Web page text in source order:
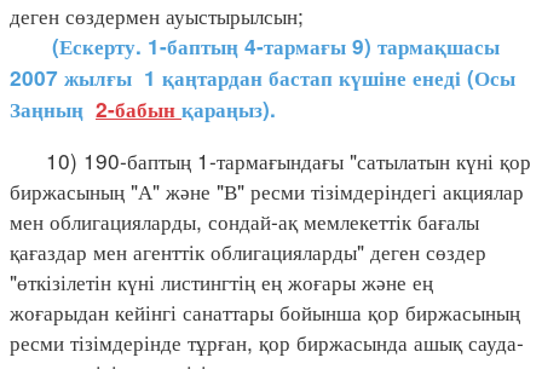
деген сөздермен ауыстырылсын;
(Ескерту. 1-баптың 4-тармағы 9) тармақшасы
2007 жылғы 1 қаңтардан бастап күшіне енеді (Осы
Заңның 2-бабын қараңыз).
10) 190-баптың 1-тармағындағы "сатылатын күні қор
биржасының "А" және "В" ресми тізімдеріндегі акциялар
мен облигацияларды, сондай-ақ мемлекеттік бағалы
қағаздар мен агенттік облигацияларды" деген сөздер
"өткізілетін күні листингтің ең жоғары және ең
жоғарыдан кейінгі санаттары бойынша қор биржасының
ресми тізімдерінде тұрған, қор биржасында ашық сауда-